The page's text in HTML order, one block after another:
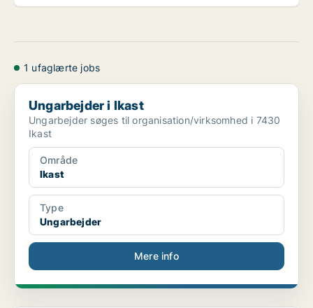
1 ufaglærte jobs
Ungarbejder i Ikast
Ungarbejder i Ikast
Ungarbejder søges til organisation/virksomhed i 7430
Ikast
Område
Ikast
Type
Ungarbejder
Mere info